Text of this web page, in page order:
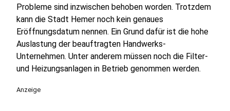
Probleme sind inzwischen behoben worden. Trotzdem
kann die Stadt Hemer noch kein genaues
Eröffnungsdatum nennen. Ein Grund dafür ist die hohe
Auslastung der beauftragten Handwerks-
Unternehmen. Unter anderem müssen noch die Filter-
und Heizungsanlagen in Betrieb genommen werden.
Anzeige